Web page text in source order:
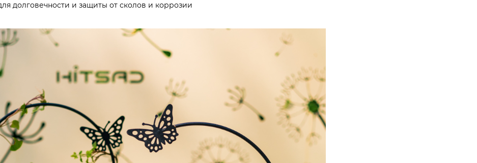
долговечности и защиты от сколов и коррозии